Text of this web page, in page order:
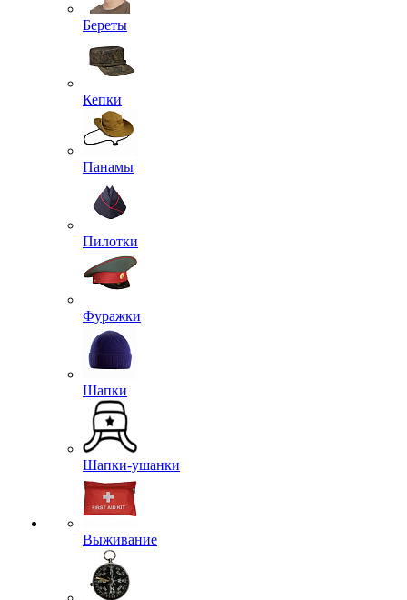
Береты
Кепки
Панамы
Пилотки
Фуражки
Шапки
Шапки-ушанки
Выживание